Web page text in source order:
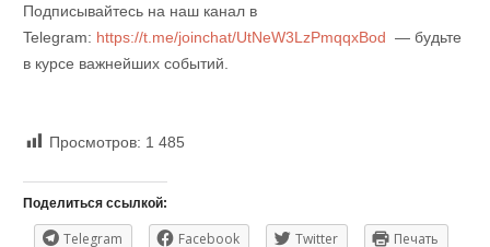
Подписывайтесь на наш канал в
Telegram: https://t.me/joinchat/UtNeW3LzPmqqxBod — будьте
в курсе важнейших событий.
Просмотров: 1 485
Поделиться ссылкой:
Telegram Facebook Twitter Печать